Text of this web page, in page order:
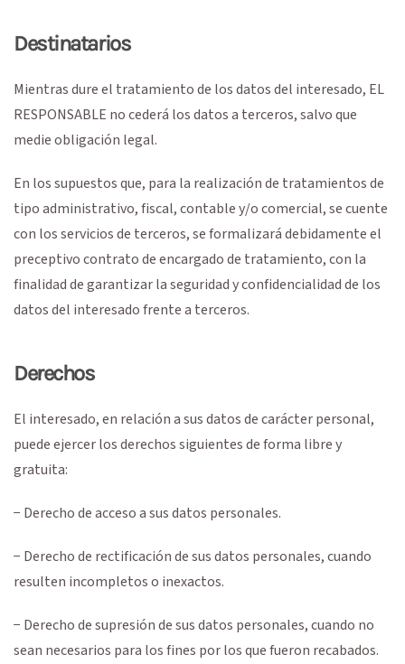
Destinatarios
Mientras dure el tratamiento de los datos del interesado, EL
RESPONSABLE no cederá los datos a terceros, salvo que
medie obligación legal.
En los supuestos que, para la realización de tratamientos de
tipo administrativo, fiscal, contable y/o comercial, se cuente
con los servicios de terceros, se formalizará debidamente el
preceptivo contrato de encargado de tratamiento, con la
finalidad de garantizar la seguridad y confidencialidad de los
datos del interesado frente a terceros.
Derechos
El interesado, en relación a sus datos de carácter personal,
puede ejercer los derechos siguientes de forma libre y
gratuita:
− Derecho de acceso a sus datos personales.
− Derecho de rectificación de sus datos personales, cuando
resulten incompletos o inexactos.
− Derecho de supresión de sus datos personales, cuando no
sean necesarios para los fines por los que fueron recabados.